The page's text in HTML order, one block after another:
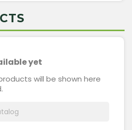
yet
will be shown here